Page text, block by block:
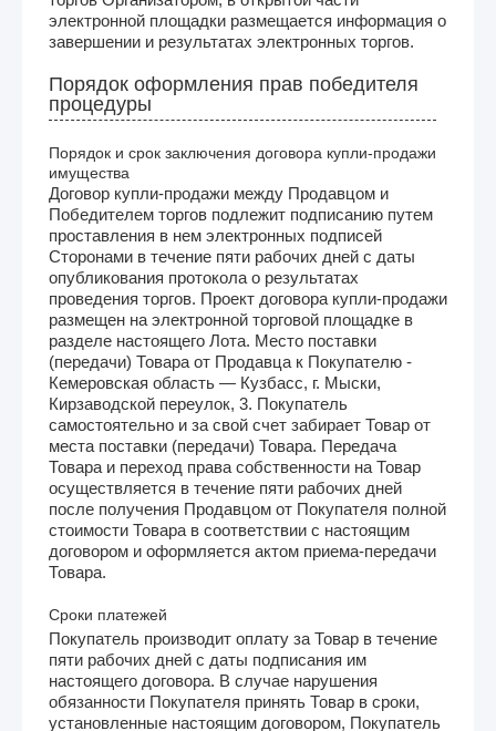
электронной площадки размещается информация о
завершении и результатах электронных торгов.
Порядок оформления прав победителя
процедуры
Порядок и срок заключения договора купли-продажи
имущества
Договор купли-продажи между Продавцом и
Победителем торгов подлежит подписанию путем
проставления в нем электронных подписей
Сторонами в течение пяти рабочих дней с даты
опубликования протокола о результатах
проведения торгов. Проект договора купли-продажи
размещен на электронной торговой площадке в
разделе настоящего Лота. Место поставки
(передачи) Товара от Продавца к Покупателю -
Кемеровская область — Кузбасс, г. Мыски,
Кирзаводской переулок, 3. Покупатель
самостоятельно и за свой счет забирает Товар от
места поставки (передачи) Товара. Передача
Товара и переход права собственности на Товар
осуществляется в течение пяти рабочих дней
после получения Продавцом от Покупателя полной
стоимости Товара в соответствии с настоящим
договором и оформляется актом приема-передачи
Товара.
Сроки платежей
Покупатель производит оплату за Товар в течение
пяти рабочих дней с даты подписания им
настоящего договора. В случае нарушения
обязанности Покупателя принять Товар в сроки,
установленные настоящим договором, Покупатель